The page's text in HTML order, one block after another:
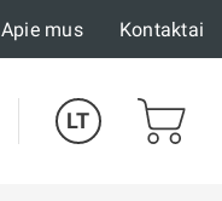
Apie mus Kontaktai
LT